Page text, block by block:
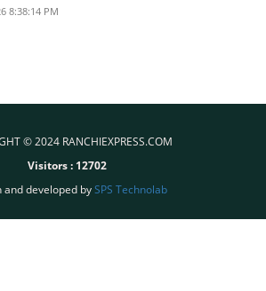
8:38:14 PM
© 2024 RANCHIEXPRESS.COM
Visitors : 12702
and developed bySPS Technolab